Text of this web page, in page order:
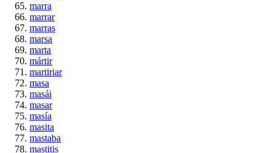
marra
marrar
marras
marsa
marta
mártir
martiriar
masa
masái
masar
masía
masita
mastaba
mastitis